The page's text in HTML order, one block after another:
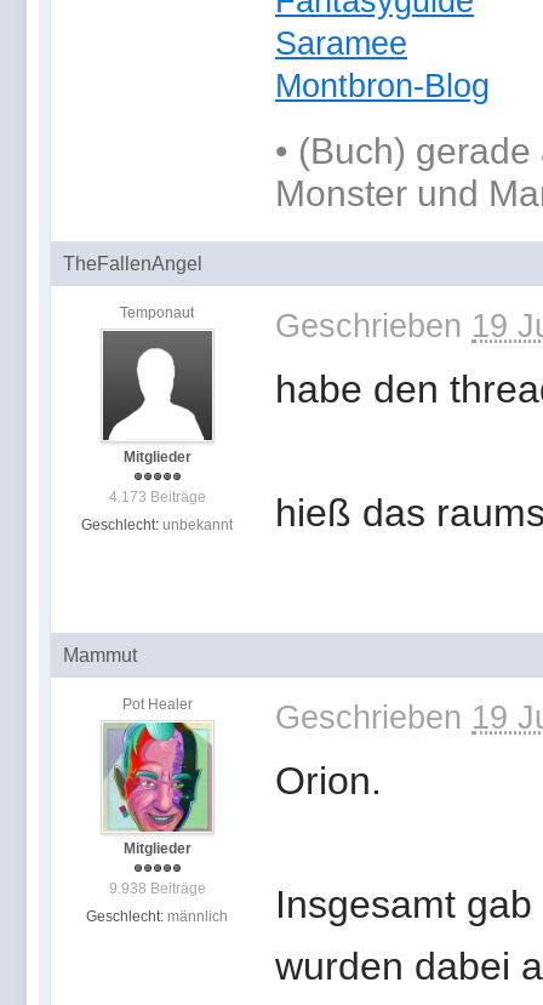
Saramee
Montbron-Blog
• (Buch) gerade
Monster und
TheFallenAngel
Temponaut
Mitglieder
4.173 Beiträge
Geschlecht: unbekannt
Geschrieben 19
habe den
hieß das
Mammut
Pot Healer
Mitglieder
9.938 Beiträge
Geschlecht: männlich
Geschrieben 19
Orion.
Insgesamt
wurden dabei